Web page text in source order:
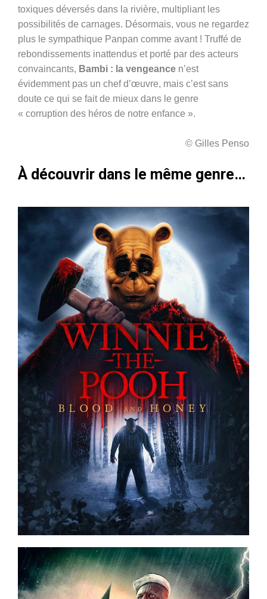
toxiques déversés dans la rivière, multipliant les
possibilités de carnages. Désormais, vous ne regardez
plus le sympathique Panpan comme avant ! Truffé de
rebondissements inattendus et porté par des acteurs
convaincants, Bambi : la vengeance n’est
évidemment pas un chef d’œuvre, mais c’est sans
doute ce qui se fait de mieux dans le genre
« corruption des héros de notre enfance ».
© Gilles Penso
À découvrir dans le même genre…